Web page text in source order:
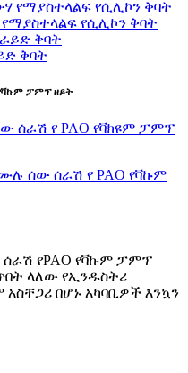
የሲሊኮን ቅባት
ቅባት
ፓምፕ ዘይት
የPAO የቫኩም ፓምፕ
ላለው የኢንዱስትሪ
በሆኑ አካባቢዎች እንኳን